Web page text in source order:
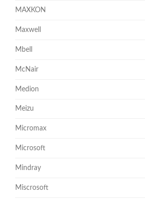
MAXKON
Maxwell
Mbell
McNair
Medion
Meizu
Micromax
Microsoft
Mindray
Miscrosoft